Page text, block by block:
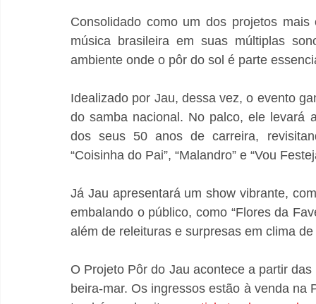
Consolidado como um dos projetos
música brasileira em suas múltiplas
ambiente onde o pôr do sol é parte
Idealizado por Jau, dessa vez, o evento
do samba nacional. No palco, ele levará
dos seus 50 anos de carreira,
“Coisinha do Pai”, “Malandro” e “Vou
Já Jau apresentará um show vibrante,
embalando o público, como “Flores da
além de releituras e surpresas em clima
O Projeto Pôr do Jau acontece a partir
beira-mar. Os ingressos estão à venda na